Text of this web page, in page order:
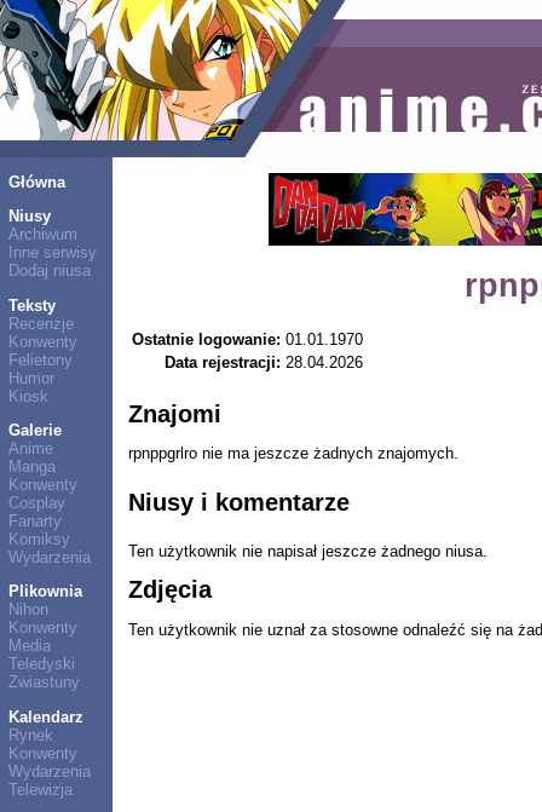
Główna
Niusy
Archiwum
Inne serwisy
Dodaj niusa
Teksty
Recenzje
Konwenty
Felietony
Humor
Kiosk
Galerie
Anime
Manga
Konwenty
Cosplay
Fanarty
Komiksy
Wydarzenia
Plikownia
Nihon
Konwenty
Media
Teledyski
Zwiastuny
Kalendarz
Rynek
Konwenty
Wydarzenia
Telewizja
Ostatnie logowanie: 01.01.1970
Data rejestracji: 28.04.2026
Znajomi
rpnppgrlro nie ma jeszcze żadnych znajomych.
Niusy i komentarze
Ten użytkownik nie napisał jeszcze żadnego niusa.
Zdjęcia
Ten użytkownik nie uznał za stosowne odnaleźć się na